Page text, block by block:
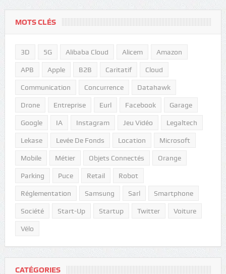
MOTS CLÉS
3D 5G Alibaba Cloud Alicem Amazon
APB Apple B2B Caritatif Cloud
Communication Concurrence Datahawk
Drone Entreprise Eurl Facebook Garage
Google IA Instagram Jeu Vidéo Legaltech
Lekase Levée De Fonds Location Microsoft
Mobile Métier Objets Connectés Orange
Parking Puce Retail Robot
Réglementation Samsung Sarl Smartphone
Société Start-Up Startup Twitter Voiture
Vélo
CATÉGORIES